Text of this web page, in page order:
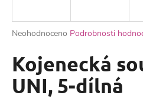
Průměrné
produktu
je
0,0
z
Neohodnoceno Podrobnosti
Kojenecká
UNI, 5-dílná
j
t
?